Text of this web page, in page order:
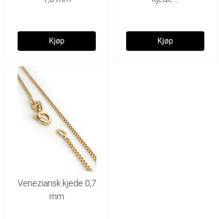
Kjøp Kjøp
Veneziansk kjede 0,7
mm